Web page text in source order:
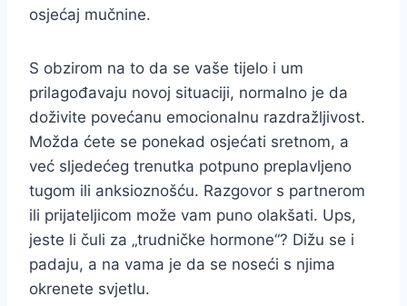
osjećaj mučnine.
S obzirom na to da se vaše tijelo i um
prilagođavaju novoj situaciji, normalno je da
doživite povećanu emocionalnu razdražljivost.
Možda ćete se ponekad osjećati sretnom, a
već sljedećeg trenutka potpuno preplavljeno
tugom ili anksioznošću. Razgovor s partnerom
ili prijateljicom može vam puno olakšati. Ups,
jeste li čuli za „trudničke hormone“? Dižu se i
padaju, a na vama je da se noseći s njima
okrenete svjetlu.